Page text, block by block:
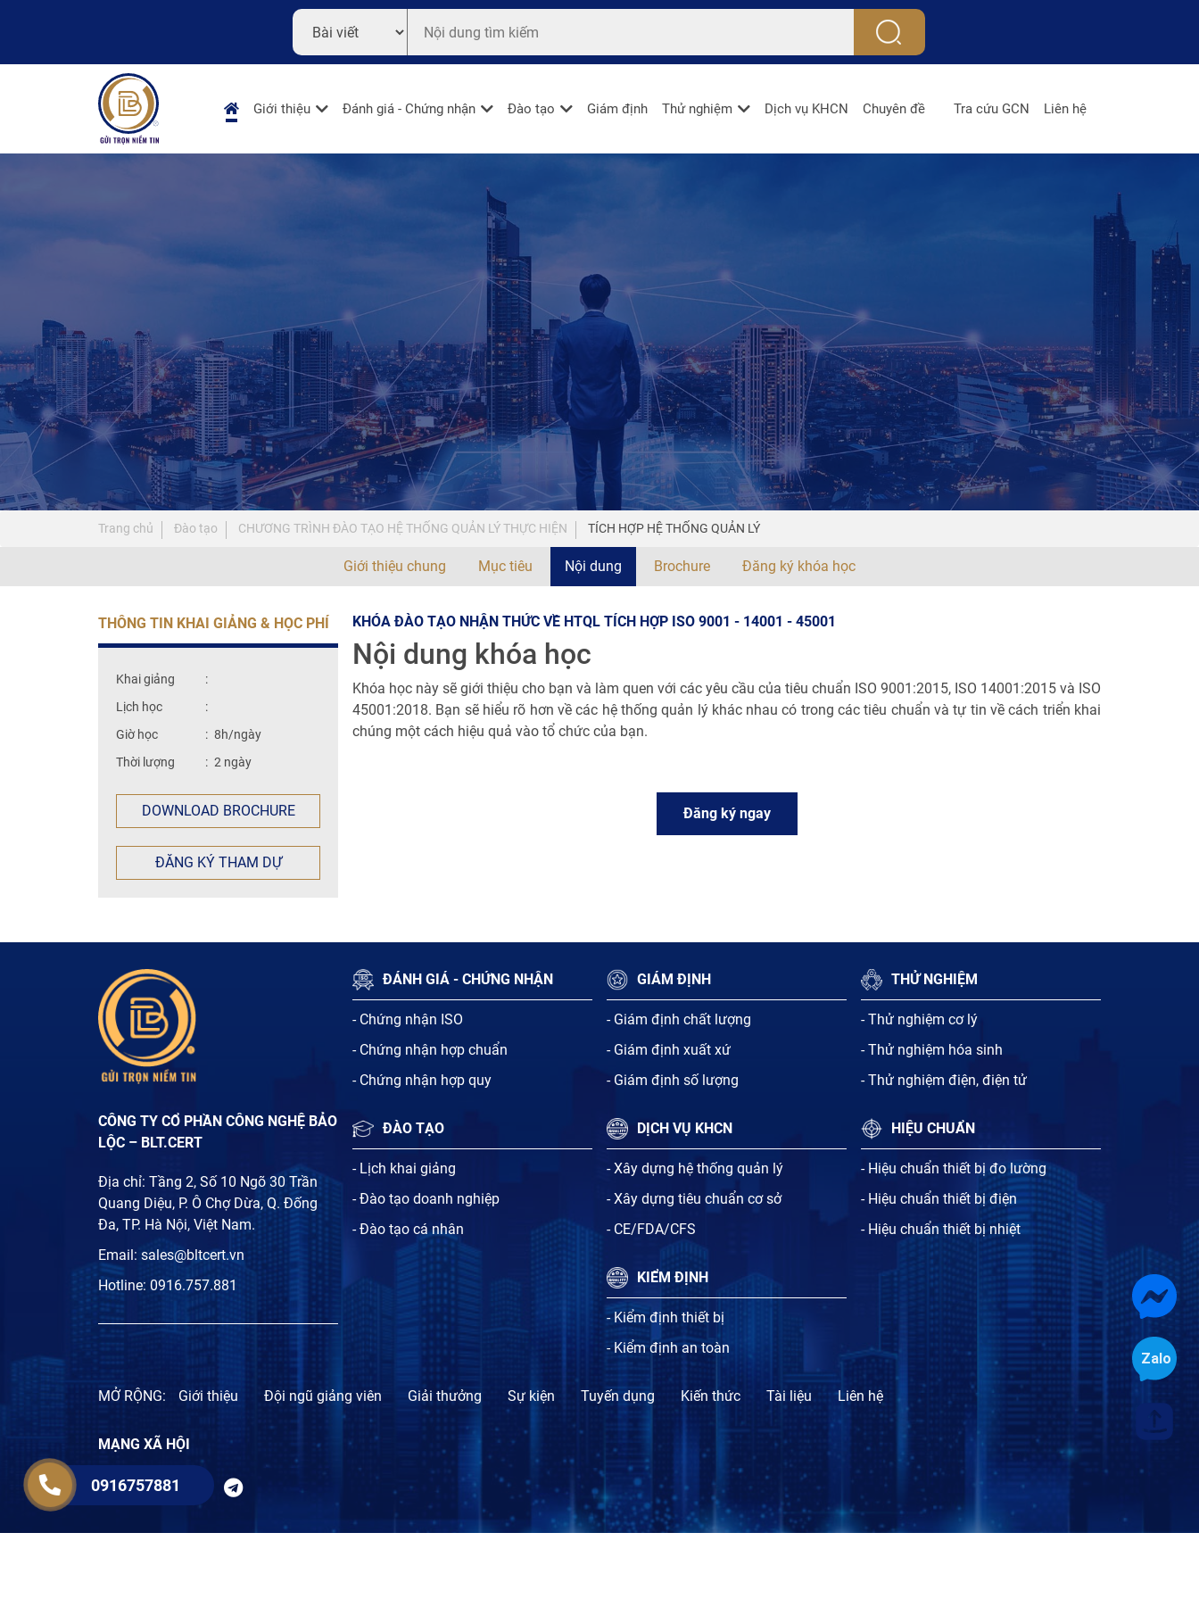
Giới thiệu Đánh giá - Chứng nhận Đào tạo Giám định Thử nghiệm Dịch vụ KHCN Chuyên đề Tra cứu GCN Liên hệ
Trang chủ Đào tạo CHƯƠNG TRÌNH ĐÀO TẠO HỆ THỐNG QUẢN LÝ THỰC HIỆN TÍCH HỢP HỆ THỐNG QUẢN LÝ
Giới thiệu chung Mục tiêu Nội dung Brochure Đăng ký khóa học
THÔNG TIN KHAI GIẢNG & HỌC PHÍ
Khai giảng
:
Lịch học
:
Giờ học
: 8h/ngày
Thời lượng
: 2 ngày
DOWNLOAD BROCHURE
ĐĂNG KÝ THAM DỰ
KHÓA ĐÀO TẠO NHẬN THỨC VỀ HTQL TÍCH HỢP ISO 9001 - 14001 - 45001
Nội dung khóa học
Khóa học này sẽ giới thiệu cho bạn và làm quen với các yêu cầu của tiêu chuẩn ISO 9001:2015, ISO 14001:2015 và ISO
45001:2018. Bạn sẽ hiểu rõ hơn về các hệ thống quản lý khác nhau có trong các tiêu chuẩn và tự tin về cách triển khai
chúng một cách hiệu quả vào tổ chức của bạn.
Đăng ký ngay
CÔNG TY CỔ PHẦN CÔNG NGHỆ BẢO
LỘC – BLT.CERT
Địa chỉ: Tầng 2, Số 10 Ngõ 30 Trần
Quang Diệu, P. Ô Chợ Dừa, Q. Đống
Đa, TP. Hà Nội, Việt Nam.
Email: sales@bltcert.vn
Hotline: 0916.757.881
ĐÁNH GIÁ - CHỨNG NHẬN
- Chứng nhận ISO
- Chứng nhận hợp chuẩn
- Chứng nhận hợp quy
ĐÀO TẠO
- Lịch khai giảng
- Đào tạo doanh nghiệp
- Đào tạo cá nhân
GIÁM ĐỊNH
- Giám định chất lượng
- Giám định xuất xứ
- Giám định số lượng
DỊCH VỤ KHCN
- Xây dựng hệ thống quản lý
- Xây dựng tiêu chuẩn cơ sở
- CE/FDA/CFS
KIỂM ĐỊNH
- Kiểm định thiết bị
- Kiểm định an toàn
THỬ NGHIỆM
- Thử nghiệm cơ lý
- Thử nghiệm hóa sinh
- Thử nghiệm điện, điện tử
HIỆU CHUẨN
- Hiệu chuẩn thiết bị đo lường
- Hiệu chuẩn thiết bị điện
- Hiệu chuẩn thiết bị nhiệt
MỞ RỘNG: Giới thiệu Đội ngũ giảng viên Giải thưởng Sự kiện Tuyến dụng Kiến thức Tài liệu Liên hệ
MẠNG XÃ HỘI
0916757881